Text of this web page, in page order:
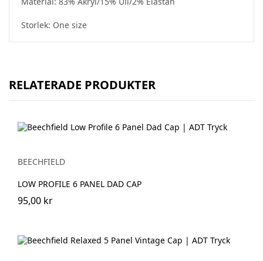
Storlek: One size
RELATERADE PRODUKTER
BEECHFIELD
LOW PROFILE 6 PANEL DAD CAP
95,00 kr